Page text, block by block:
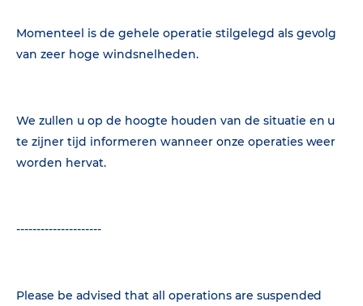
Momenteel is de gehele operatie stilgelegd als gevolg
van zeer hoge windsnelheden.
We zullen u op de hoogte houden van de situatie en u
te zijner tijd informeren wanneer onze operaties weer
worden hervat.
---------------------
Please be advised that all operations are suspended